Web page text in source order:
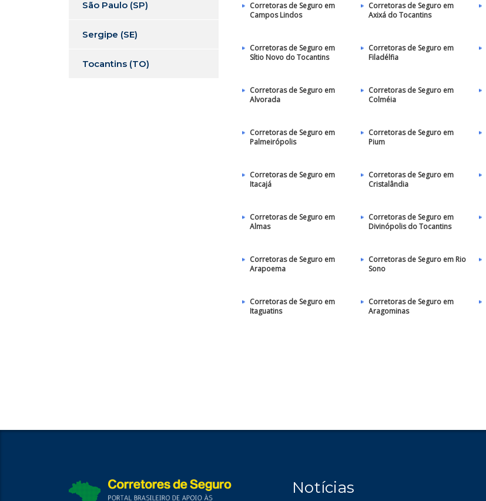
Corretoras de Seguro em
Campos Lindos
Corretoras de Seguro em
Axixá do Tocantins
Corretoras de Seguro em
Sítio Novo do Tocantins
Corretoras de Seguro em
Filadélfia
Corretoras de Seguro em
Alvorada
Corretoras de Seguro em
Colméia
Corretoras de Seguro em
Palmeirópolis
Corretoras de Seguro em
Pium
Corretoras de Seguro em
Itacajá
Corretoras de Seguro em
Cristalândia
Corretoras de Seguro em
Almas
Corretoras de Seguro em
Divinópolis do Tocantins
Corretoras de Seguro em
Arapoema
Corretoras de Seguro em Rio
Sono
Corretoras de Seguro em
Itaguatins
Corretoras de Seguro em
Aragominas
São Paulo (SP)
Sergipe (SE)
Tocantins (TO)
Notícias